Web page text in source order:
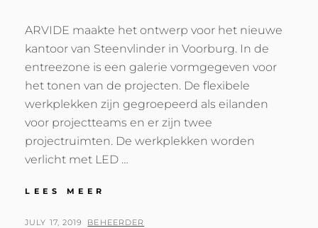
ARVIDE maakte het ontwerp voor het nieuwe
kantoor van Steenvlinder in Voorburg. In de
entreezone is een galerie vormgegeven voor
het tonen van de projecten. De flexibele
werkplekken zijn gegroepeerd als eilanden
voor projectteams en er zijn twee
projectruimten. De werkplekken worden
verlicht met LED …
LEES MEER
KANTOOR
POSTED
JULY 17, 2019 BY
BEHEERDER